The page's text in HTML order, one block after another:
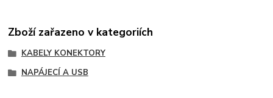
Zboží zařazeno v kategoriích
KABELY KONEKTORY
NAPÁJECÍ A USB